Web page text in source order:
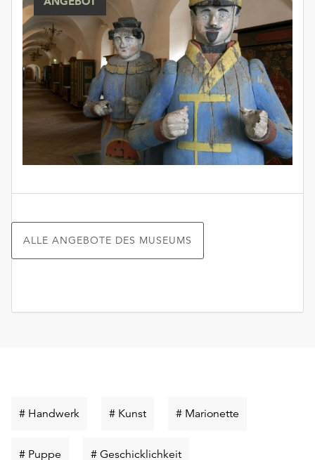
ALLE ANGEBOTE DES MUSEUMS
# Handwerk Schlüsselwort
# KunstSchlüsselwort
# Marionette
# Puppe Schlüsselwort
# GeschicklichkeitSchlüsselwort